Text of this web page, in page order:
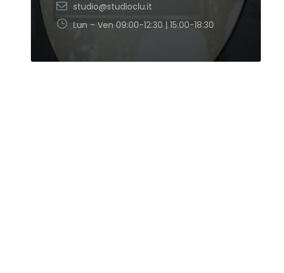
studio@studioclu.it
Lun – Ven 09:00-12:30 | 15:00-18:30